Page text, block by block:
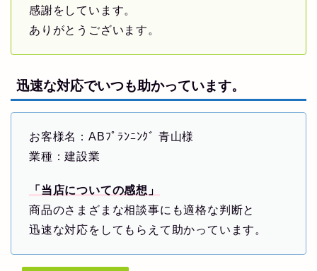
感謝をしています。
ありがとうございます。
迅速な対応でいつも助かっています。
お客様名：ABﾌﾟﾗﾝﾆﾝｸﾞ 青山様
業種：建設業
「当店についての感想」
商品のさまざまな相談事にも適格な判断と
迅速な対応をしてもらえて助かっています。